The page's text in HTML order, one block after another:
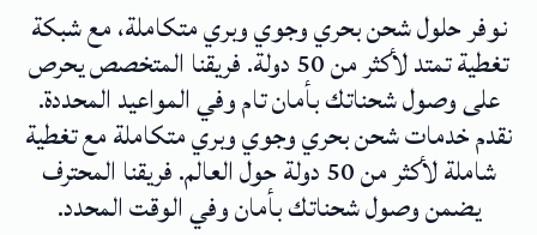
نوفر حلول شحن بحري وجوي وبري متكاملة، مع شبكة
تغطية تمتد لأكثر من 50 دولة. فريقنا المتخصص يحرص
على وصول شحناتك بأمان تام وفي المواعيد المحددة.
نقدم خدمات شحن بحري وجوي وبري متكاملة مع تغطية
شاملة لأكثر من 50 دولة حول العالم. فريقنا المحترف
يضمن وصول شحناتك بأمان وفي الوقت المحدد.